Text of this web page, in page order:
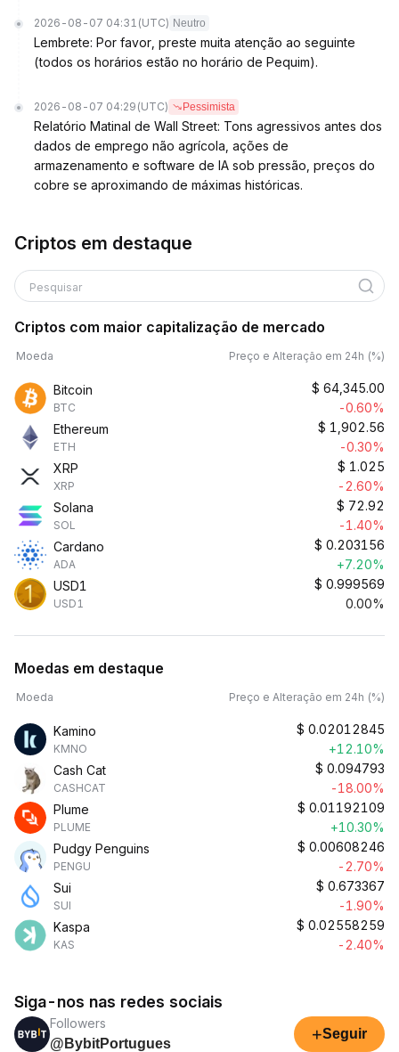
2026-08-07 04:31 (UTC) Neutro
Lembrete: Por favor, preste muita atenção ao seguinte
(todos os horários estão no horário de Pequim).
2026-08-07 04:29 (UTC) Pessimista
Relatório Matinal de Wall Street: Tons agressivos antes dos
dados de emprego não agrícola, ações de
armazenamento e software de IA sob pressão, preços do
cobre se aproximando de máximas históricas.
Criptos em destaque
Pesquisar
Criptos com maior capitalização de mercado
Moeda Preço e Alteração em 24h (%)
Bitcoin
BTC
$ 64,345.00
-0.60%
Ethereum
ETH
$ 1,902.56
-0.30%
XRP
XRP
$ 1.025
-2.60%
Solana
SOL
$ 72.92
-1.40%
Cardano
ADA
$ 0.203156
+7.20%
USD1
USD1
$ 0.999569
0.00%
Moedas em destaque
Moeda Preço e Alteração em 24h (%)
Kamino
KMNO
$ 0.02012845
+12.10%
Cash Cat
CASHCAT
$ 0.094793
-18.00%
Plume
PLUME
$ 0.01192109
+10.30%
Pudgy Penguins
PENGU
$ 0.00608246
-2.70%
Sui
SUI
$ 0.673367
-1.90%
Kaspa
KAS
$ 0.02558259
-2.40%
Siga-nos nas redes sociais
Followers
@BybitPortugues
+Seguir